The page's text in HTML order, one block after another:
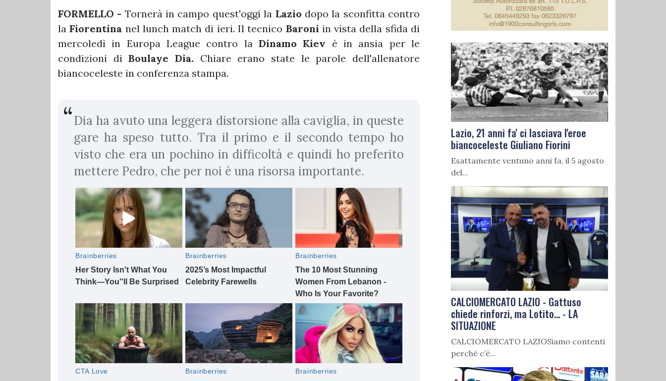
FORMELLO - Tornerà in campo quest'oggi la Lazio dopo la sconfitta contro
laFiorentina nel lunch match di ieri. Il tecnico Baroni in vista della sfida di
mercoledì in Europa League contro la Dinamo Kiev è in ansia per le
condizioni diBoulaye Dia. Chiare erano state le parole dell'allenatore
biancoceleste in conferenza stampa.
Dia ha avuto una leggera distorsione alla caviglia, in queste
gare ha speso tutto. Tra il primo e il secondo tempo ho
visto che era un pochino in difficoltà e quindi ho preferito
mettere Pedro, che per noi è una risorsa importante.
Lazio, 21 anni fa' ci lasciava l'eroe
biancoceleste Giuliano Fiorini
Esattamente ventuno anni fa, il 5 agosto
del...
CALCIOMERCATO LAZIO - Gattuso
chiede rinforzi, ma Lotito... - LA
SITUAZIONE
CALCIOMERCATO LAZIOSiamo contenti
perché c’è...